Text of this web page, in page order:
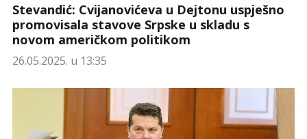
Stevandić: Cvijanovićeva u Dejtonu uspješno
promovisala stavove Srpske u skladu s
novom američkom politikom
26.05.2025. u 13:35